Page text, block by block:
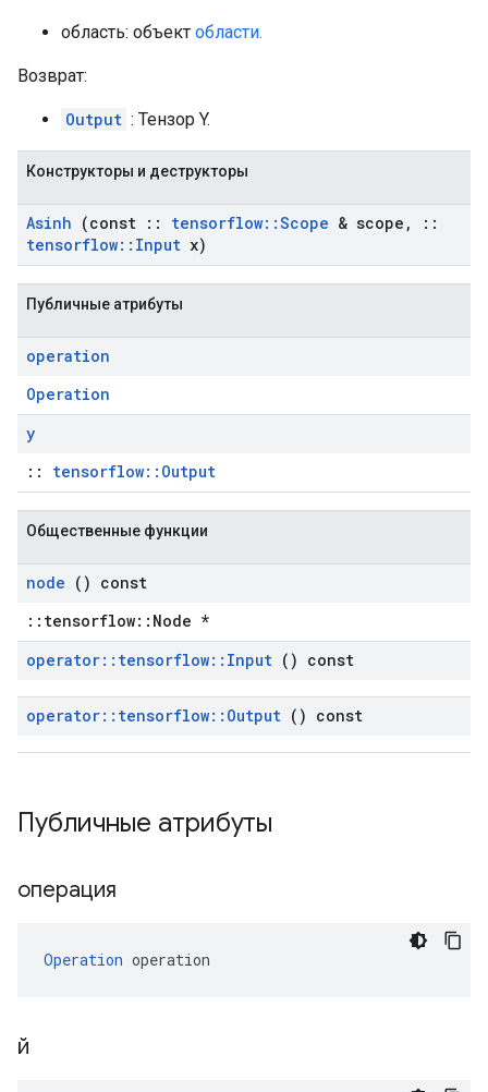
область: объект области.
Возврат:
Output : Тензор Y.
Конструкторы и деструкторы
Asinh (const :: tensorflow::Scope & scope ,
::
tensorflow:: Input x)
Публичные атрибуты
operation
Operation
y
:: tensorflow::Output
Общественные функции
node () const
::tensorflow::Node *
operator:: tensorflow:: Input () const
operator:: tensorflow:: Output () const
Публичные атрибуты
операция
Operation operation
й